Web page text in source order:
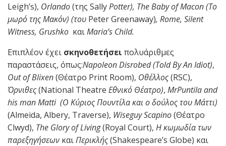
Leigh’s), Orlando(της SallyPotter), TheBabyofMacon(Το
μωρό της Μακόν) (του Peter Greenaway), Rome, Silent
Witness, Grushko καιMaria’s Child.
Επιπλέον έχει σκηνοθετήσει πολυάριθμες
παραστάσεις, όπως:NapoleonDisrobed(ToldByAnIdiot),
OutofBlixen(Θέατρο Print Room), Οθέλλος(RSC),
Όρνιθες(National Theatre Εθνικό Θέατρο), MrPuntilaand
hismanMatti (Ο Κύριος Πουντίλα και ο δούλος του Μάττι)
(Almeida, Albery, Traverse), WiseguyScapino(Θέατρο
Clwyd), The GloryofLiving(Royal Court), Η κωμωδία των
παρεξηγήσεων καιΠερικλής(Shakespeare’s Globe) και